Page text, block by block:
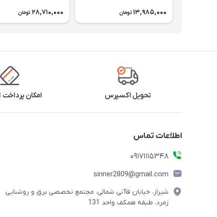
13,985,000 تومان 28,710,000 تومان
تحویل اکسپرس امکان
اطلاعات تماس
09171115348
sinner2809@gmail.com
شیراز، خیابان قاآنی شمالی، مجتمع تخصصی برق و روشنایی
زمرد، طبقه همکف واحد 131